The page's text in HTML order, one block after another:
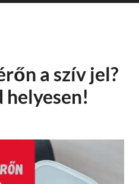
a szív jel?
helyesen!